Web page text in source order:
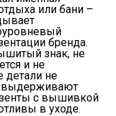
или бани –
бренда.
знак, не
и не
детали не
выдерживают
с вышивкой
в уходе.